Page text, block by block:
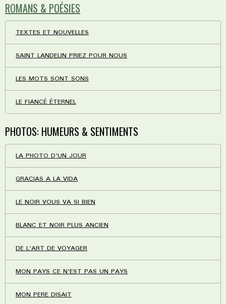
ROMANS & POÉSIES
TEXTES ET NOUVELLES
SAINT LANDELIN PRIEZ POUR NOUS
LES MOTS SONT SONS
LE FIANCÉ ÉTERNEL
PHOTOS: HUMEURS & SENTIMENTS
LA PHOTO D'UN JOUR
GRACIAS A LA VIDA
LE NOIR VOUS VA SI BIEN
BLANC ET NOIR PLUS ANCIEN
DE L'ART DE VOYAGER
MON PAYS CE N'EST PAS UN PAYS
MON PERE DISAIT